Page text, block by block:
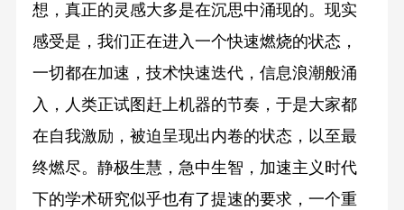
想，真正的灵感大多是在沉思中涌现的。现实
感受是，我们正在进入一个快速燃烧的状态，
一切都在加速，技术快速迭代，信息浪潮般涌
入，人类正试图赶上机器的节奏，于是大家都
在自我激励，被迫呈现出内卷的状态，以至最
终燃尽。静极生慧，急中生智，加速主义时代
下的学术研究似乎也有了提速的要求，一个重